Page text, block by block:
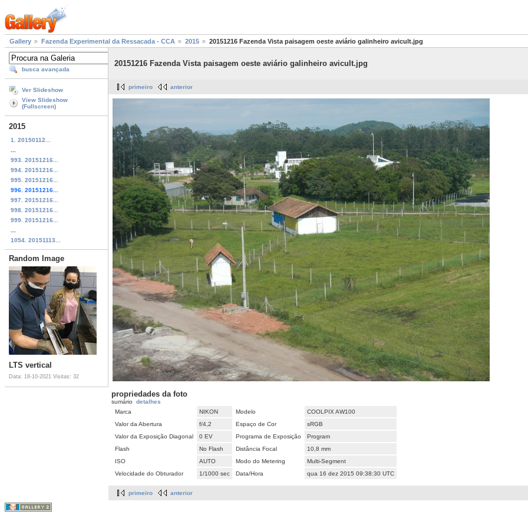
Gallery Fazenda Experimental da Ressacada - CCA 2015 20151216 Fazenda Vista paisagem oeste aviário galinheiro avicult.jpg
busca avançada
Ver Slideshow
View Slideshow
(Fullscreen)
2015
1. 20150112...
993. 20151216...
994. 20151216...
995. 20151216...
996. 20151216...
997. 20151216...
998. 20151216...
999. 20151216...
1054. 20151113...
Random Image
LTS vertical
Data: 18-10-2021 Visitas: 32
20151216 Fazenda Vista paisagem oeste aviário galinheiro avicult.jpg
primeiro anterior
propriedades da foto
sumário detalhes
Marca
NIKON Modelo
COOLPIX AW100
Valor da Abertura
f/4,2 Espaço de Cor
sRGB
Valor da Exposição Diagonal
0 EV Programa de Exposição
Program
Flash
No Flash Distância Focal
10,8 mm
ISO
AUTO Modo do Metering
Multi-Segment
Velocidade do Obturador
1/1000 sec Data/Hora qua 16 dez 2015 09:38:30 UTC
primeiro anterior